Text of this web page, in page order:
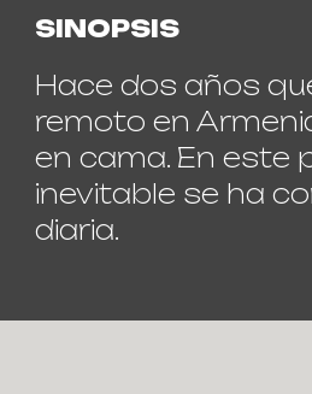
SINOPSIS
Hace dos años
remoto en
en cama. En este
inevitable se ha
diaria.